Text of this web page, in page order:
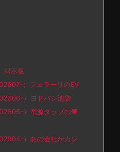
掲示板
）フェラーリのEV
）ヨドバシ池袋
）電源タップの寿
）あの会社がカレ